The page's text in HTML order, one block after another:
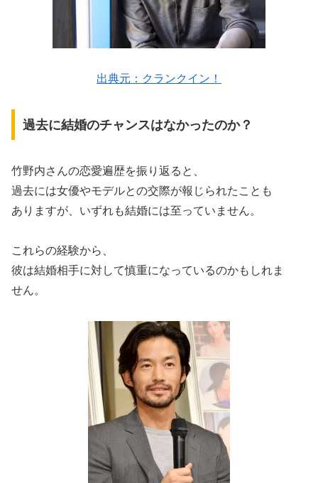
出典元：クランクイン！
過去に結婚のチャンスはなかったのか？
竹野内さんの恋愛遍歴を振り返ると、
過去には女優やモデルとの交際が報じられたことも
ありますが、いずれも結婚には至っていません。
これらの経験から、
彼は結婚相手に対して慎重になっているのかもしれま
せん。